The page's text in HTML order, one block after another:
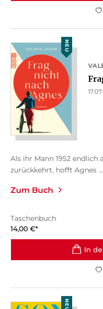
NEU
Als ihr Mann 1952 endlich
zurückkehrt, hofft Agnes ...
Zum Buch
Taschenbuch
14,00 €*
In
NEU